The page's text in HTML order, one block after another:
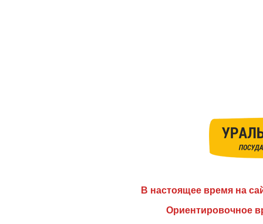
В настоящее время на
Ориентировочное